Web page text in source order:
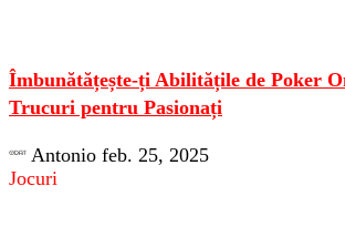
Îmbunătățește-ți Abilitățile de Poker
Trucuri pentru Pasionați
Antonio feb. 25, 2025
Jocuri